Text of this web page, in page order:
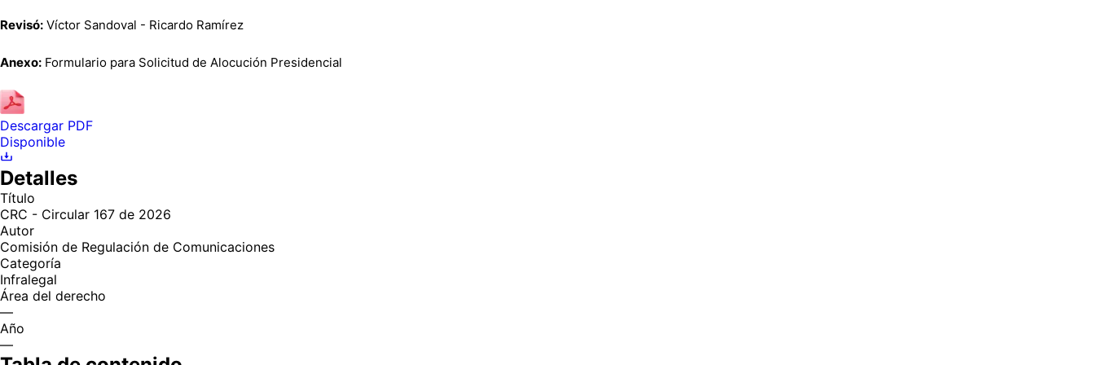
Revisó: Víctor Sandoval - Ricardo Ramírez
Anexo: Formulario para Solicitud de Alocución Presidencial
Descargar PDF
Disponible
Detalles
Título
CRC - Circular 167 de 2026
Autor
Comisión de Regulación de Comunicaciones
Categoría
Infralegal
Área del derecho
—
Año
—